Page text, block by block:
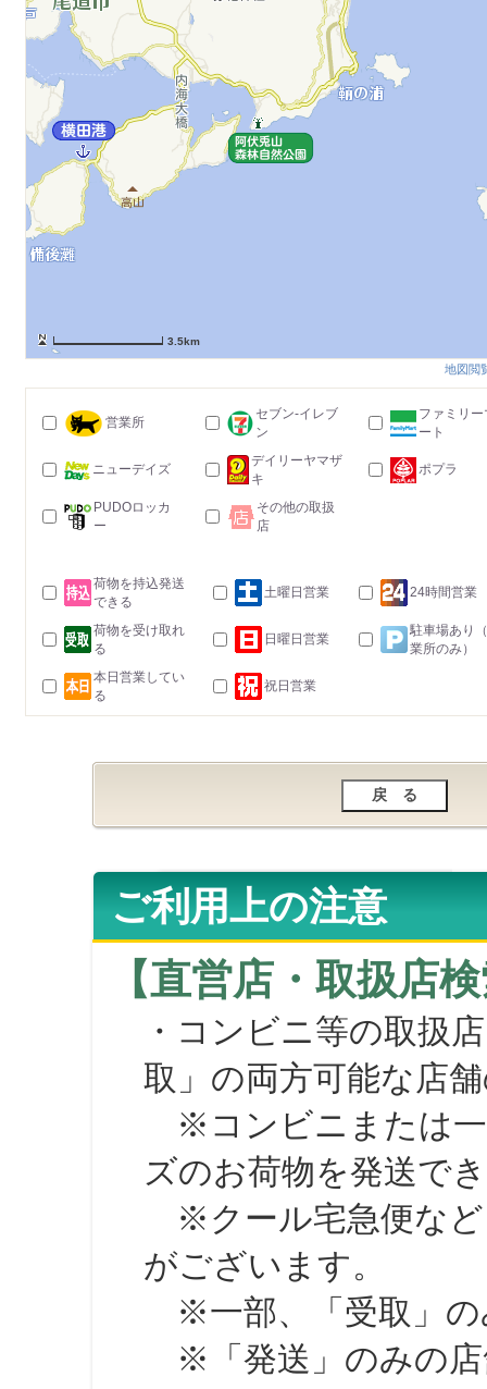
3.5km
地図閲
営業所
セブン-イレブ
ン
ファミリー
ート
ニューデイズ
デイリーヤマザ
キ
ポプラ
PUDOロッカ
ー
その他の取扱
店
荷物を持込発送
できる
土曜日営業 24時間営業
荷物を受け取れ
る
日曜日営業
駐車場あり
業所のみ）
本日営業してい
る
祝日営業
ご利用上の注意
【直営店・取扱店
・コンビニ等の取扱
取」の両方可能な店
※コンビニまたは一
ズのお荷物を発送で
※クール宅急便など
がございます。
※一部、「受取」の
※「発送」のみの店